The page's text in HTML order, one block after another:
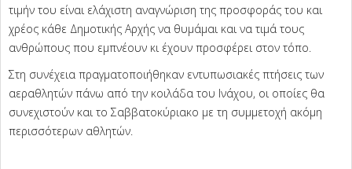
τιμήν του είναι ελάχιστη αναγνώριση της προσφοράς του και
χρέος κάθε Δημοτικής Αρχής να θυμάμαι και να τιμά τους
ανθρώπους που εμπνέουν κι έχουν προσφέρει στον τόπο.
Στη συνέχεια πραγματοποιήθηκαν εντυπωσιακές πτήσεις των
αεραθλητών πάνω από την κοιλάδα του Ινάχου, οι οποίες θα
συνεχιστούν και το Σαββατοκύριακο με τη συμμετοχή ακόμη
περισσότερων αθλητών.